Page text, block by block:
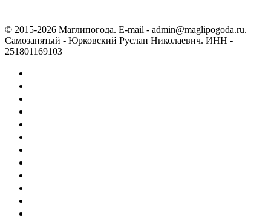
© 2015-2026 Маглипогода. E-mail - admin@maglipogoda.ru.
Самозанятый - Юрковский Руслан Николаевич. ИНН -
251801169103